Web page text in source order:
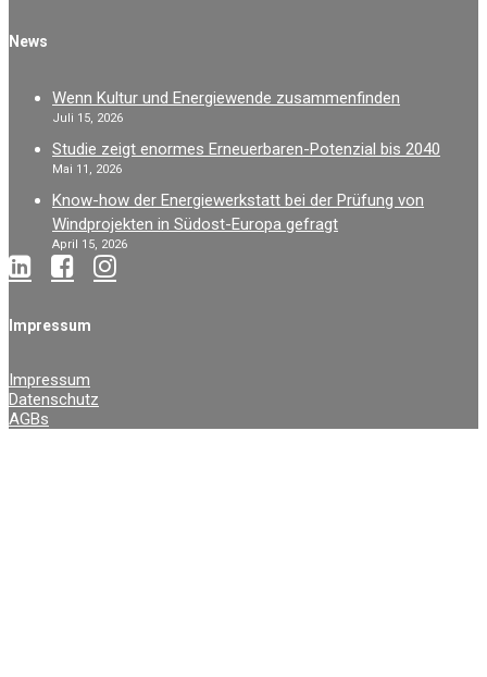
News
Wenn Kultur und Energiewende zusammenfinden
Juli 15, 2026
Studie zeigt enormes Erneuerbaren-Potenzial bis 2040
Mai 11, 2026
Know-how der Energiewerkstatt bei der Prüfung von
Windprojekten in Südost-Europa gefragt
April 15, 2026
Impressum
Impressum
Datenschutz
AGBs